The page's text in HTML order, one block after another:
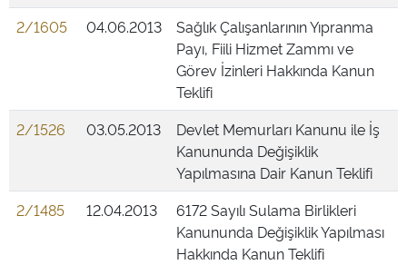
2/1605
04.06.2013
Sağlık Çalışanlarının Yıpranma
Payı, Fiili Hizmet Zammı ve
Görev İzinleri Hakkında Kanun
Teklifi
2/1526
03.05.2013
Devlet Memurları Kanunu ile İş
Kanununda Değişiklik
Yapılmasına Dair Kanun Teklifi
2/1485
12.04.2013
6172 Sayılı Sulama Birlikleri
Kanununda Değişiklik Yapılması
Hakkında Kanun Teklifi